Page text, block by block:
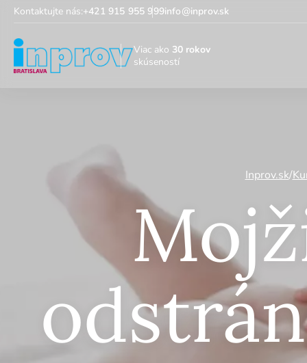
Kontaktujte nás:+421 915 955 999info@inprov.sk
Viac ako 30 rokov
skúseností
Inprov.sk/